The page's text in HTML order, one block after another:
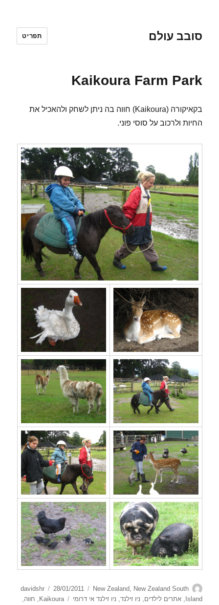
סובב עולם תפריט
Kaikoura Farm Park
בקאיקורה (Kaikoura) חווה בה ניתן לשחק ולהאכיל את
החיות ולרכוב על סוסי פוני.
מחבר davidshr
פורסם
בתאריך
28/01/2011
קטגוריות New Zealand, New Zealand South
Island
,אתרים לילדים, ניו זילנד, ניו זילנד אי דרומי תגיות
Kaikoura
, חווה,